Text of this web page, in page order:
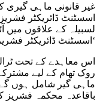
غیر قانونی ماہی
اسسٹنٹ ڈائریکٹر
لسبیلہ کے علاقوں میں
اسسٹنٹ ڈائریکٹر فشریز کے خلاف کارروائی کی جائے گی۔‘
اس معاہدے کے تحت
روک تھام کے لیے
ماہی گیر شامل ہوں
باقاعدہ محکمہ فشریز